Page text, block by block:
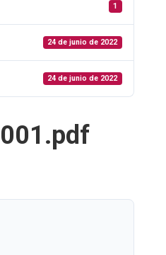
1
24 de junio de 2022
24 de junio de 2022